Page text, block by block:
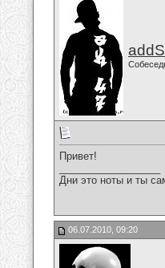
Привет!
Дни это ноты и ты
06.07.2010, 09:20